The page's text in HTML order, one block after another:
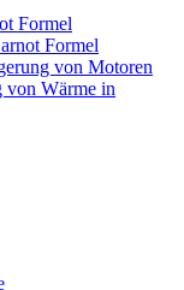
Formel
Formel
von Motoren
von Wärme in